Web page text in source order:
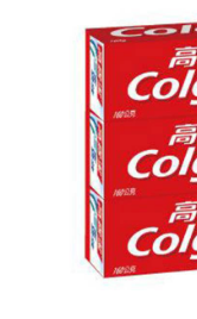
家電 / 3C
飲料 / 沖泡
點心 / 食材
生鮮 / 蔬果
團購★量販
檔期★活動